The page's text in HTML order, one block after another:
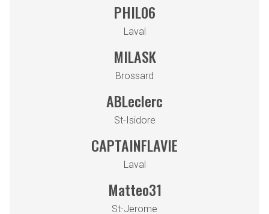
PHIL06
Laval
MILASK
Brossard
ABLeclerc
St-Isidore
CAPTAINFLAVIE
Laval
Matteo31
St-Jerome